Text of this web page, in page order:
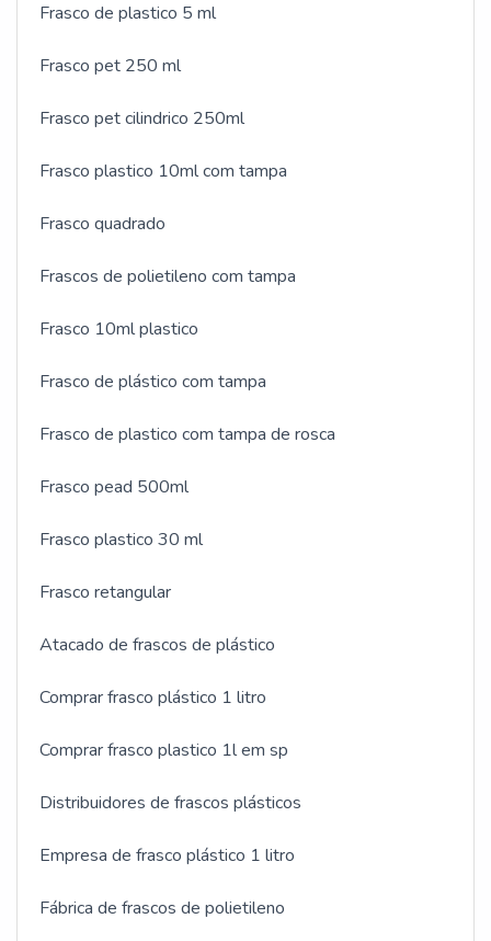
Frasco de plastico 5 ml
Frasco pet 250 ml
Frasco pet cilindrico 250ml
Frasco plastico 10ml com tampa
Frasco quadrado
Frascos de polietileno com tampa
Frasco 10ml plastico
Frasco de plástico com tampa
Frasco de plastico com tampa de rosca
Frasco pead 500ml
Frasco plastico 30 ml
Frasco retangular
Atacado de frascos de plástico
Comprar frasco plástico 1 litro
Comprar frasco plastico 1l em sp
Distribuidores de frascos plásticos
Empresa de frasco plástico 1 litro
Fábrica de frascos de polietileno